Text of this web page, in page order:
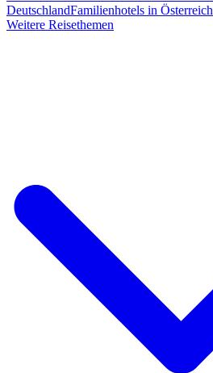
DeutschlandFamilienhotels in Österreich
Weitere Reisethemen